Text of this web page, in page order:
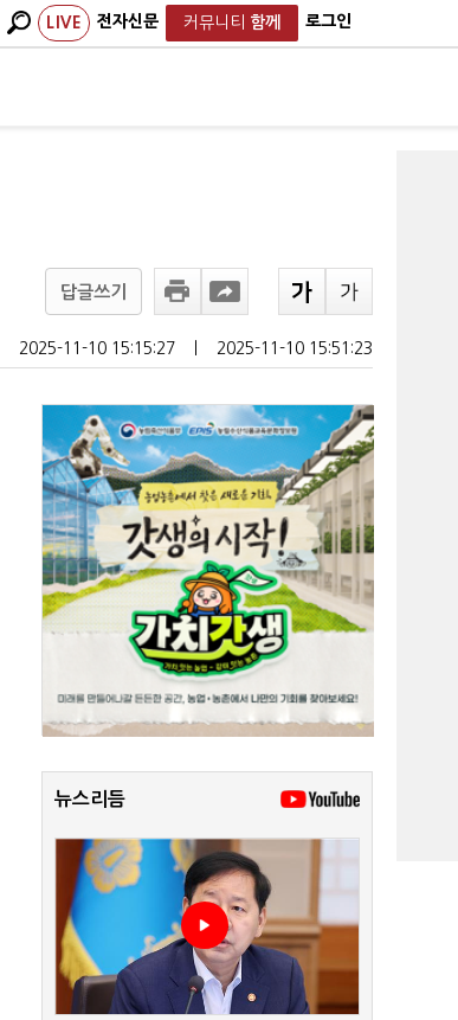
LIVE 전자신문 커뮤니티 함께 로그인
답글쓰기
2025-11-10 15:15:27 2025-11-10 15:51:23
뉴스리듬